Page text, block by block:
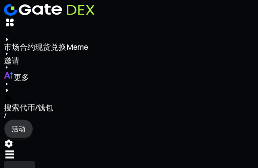
市场合约现货兑换Meme
邀请
更多
搜索代币/钱包
/
活动